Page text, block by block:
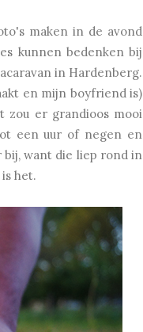
maken in de avond
kunnen bedenken bij
in Hardenberg.
en mijn boyfriend is)
zou er grandioos mooi
een uur of negen en
want die liep rond in
het.